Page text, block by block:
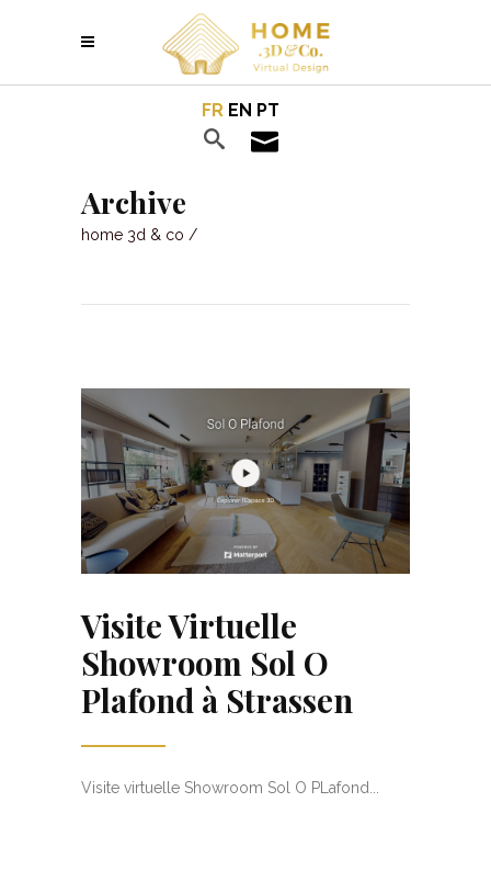
FR EN PT
Archive
home 3d & co /
Visite Virtuelle
Showroom Sol O
Plafond à Strassen
Visite virtuelle Showroom Sol O PLafond...